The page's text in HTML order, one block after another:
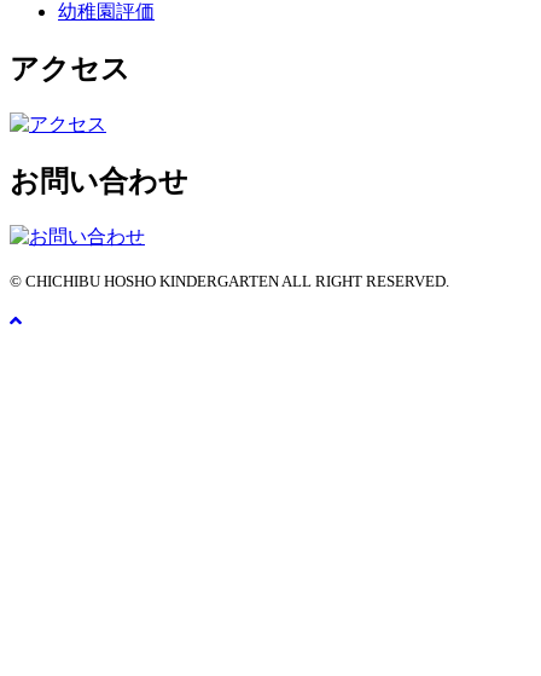
幼稚園評価
アクセス
お問い合わせ
© CHICHIBU HOSHO KINDERGARTEN ALL RIGHT RESERVED.